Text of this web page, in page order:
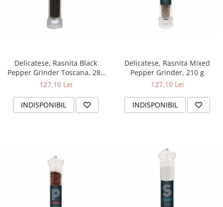
Delicatese, Rasnita Black
Pepper Grinder Toscana, 280
g
127,10 Lei
INDISPONIBIL
Delicatese, Rasnita Mixed
Pepper Grinder, 210 g
127,10 Lei
INDISPONIBIL